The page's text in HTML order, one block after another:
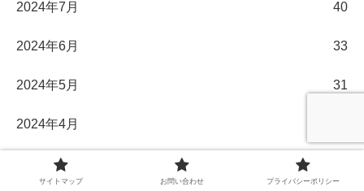
2024年7月 40
2024年6月 33
2024年5月 31
2024年4月
2024年3月
サイトマップ お問い合わせ プライバシーポリシー